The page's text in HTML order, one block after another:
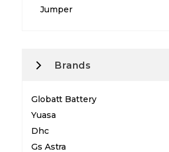
Jumper
Brands
Globatt Battery
Yuasa
Dhc
Gs Astra